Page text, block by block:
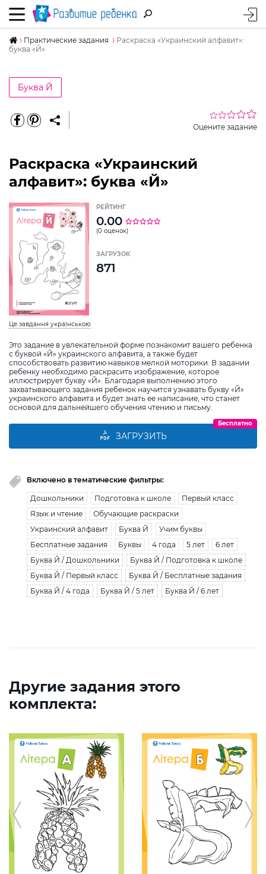
Практические задания
Раскраска «Украинский алфавит»:
буква «Й»
Буква Й
Оцените задание
Раскраска «Украинский
алфавит»: буква «Й»
Це завдання українською
Это задание в увлекательной форме познакомит вашего ребенка
с буквой «Й» украинского алфавита, а также будет
способствовать развитию навыков мелкой моторики. В задании
ребенку необходимо раскрасить изображение, которое
иллюстрирует букву «Й». Благодаря выполнению этого
захватывающего задания ребенок научится узнавать букву «Й»
украинского алфавита и будет знать ее написание, что станет
основой для дальнейшего обучения чтению и письму.
РЕЙТИНГ
0.00
(0 оценок)
ЗАГРУЗОК
871
ЗАГРУЗИТЬ
Бесплатно
Включено в тематические фильтры:
Дошкольники Подготовка к школе
Первый класс
Язык и чтение
Обучающие раскраски
Украинский алфавит
Буква Й
Учим буквы
Бесплатные задания
Буквы 4 года 5 лет
6 лет
Буква Й / Дошкольники
Буква Й / Подготовка к школе
Буква Й / Первый класс
Буква Й / Бесплатные задания
Буква Й / 4 года
Буква Й / 5 лет Буква Й / 6 лет
Другие задания этого
комплекта: